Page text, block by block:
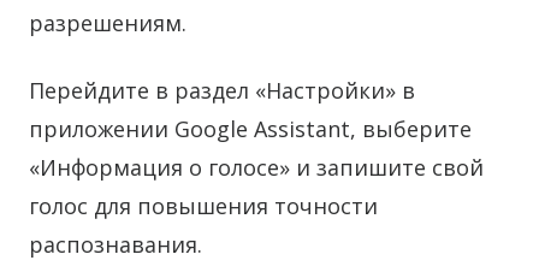
разрешениям.
Перейдите в раздел «Настройки» в
приложении Google Assistant, выберите
«Информация о голосе» и запишите свой
голос для повышения точности
распознавания.